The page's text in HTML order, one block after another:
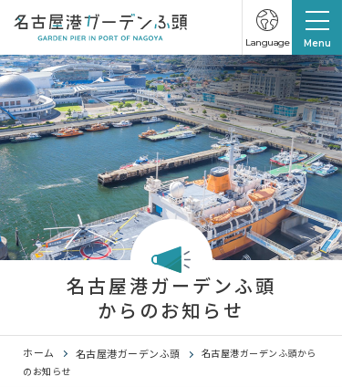
Language Menu
名古屋港ガーデンふ頭
からのお知らせ
ホーム 名古屋港ガーデンふ頭
名古屋港ガーデンふ頭から
のお知らせ